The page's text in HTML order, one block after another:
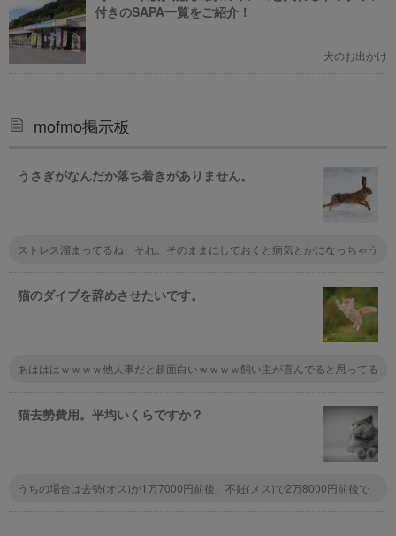
付きのSAPA一覧をご紹介！
犬のお出かけ
mofmo掲示板
うさぎがなんだか落ち着きがありません。
ストレス溜まってるね、それ。そのままにしておくと病気とかになっちゃう
猫のダイブを辞めさせたいです。
あはははｗｗｗｗ他人事だと超面白いｗｗｗｗ飼い主が喜んでると思ってる
猫去勢費用。平均いくらですか？
うちの場合は去勢(オス)が1万7000円前後、不妊(メス)で2万8000円前後で
めだったため、年に何回かお願いしたので2匹目からは2000〜3000円程の